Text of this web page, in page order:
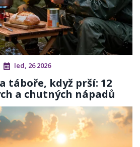
led, 26 2026
táboře, když prší: 12
a chutných nápadů